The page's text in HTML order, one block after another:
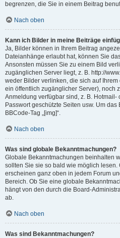
begrenzen, die Sie in einem Beitrag
Nach oben
Kann ich Bilder in meine Beiträge
Ja, Bilder können in Ihrem Beitrag
Dateianhänge erlaubt hat, können Sie
Ansonsten müssen Sie zu einem Bild
zugänglichen Server liegt, z. B. http://
weder Bilder verlinken, die sich auf
ein öffentlich zugänglicher Server), noch
Anmeldung verfügbar sind, z. B.
Passwort geschützte Seiten usw. Um
BBCode-Tag „[img]“.
Nach oben
Was sind globale Bekanntmachungen?
Globale Bekanntmachungen beinhalten
sollten Sie sie so bald wie möglich
erscheinen ganz oben in jedem Forum
Bereich. Ob Sie eine globale
hängt von den durch die Board-
ab.
Nach oben
Was sind Bekanntmachungen?